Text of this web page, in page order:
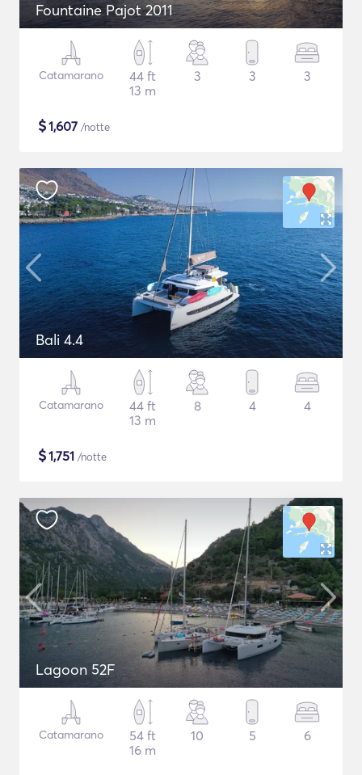
Fountaine Pajot 2011
Catamarano
44 ft
13 m
3 3 3
$1,607 /notte
Bali 4.4
Catamarano
44 ft
13 m
8 4 4
$1,751 /notte
Lagoon 52F
Catamarano
54 ft
16 m
10 5 6